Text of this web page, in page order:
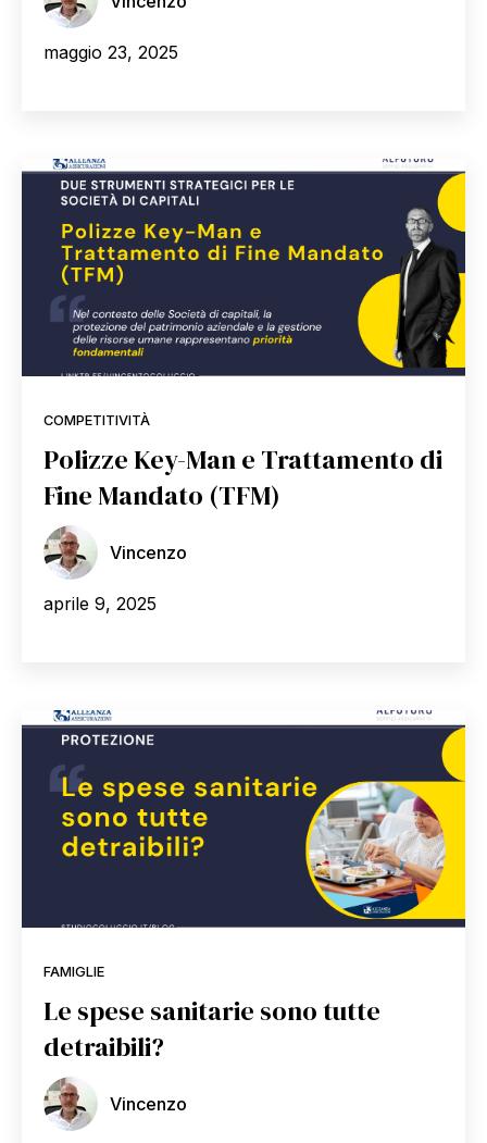
maggio 23, 2025
COMPETITIVITÀ
Polizze Key-Man e Trattamento di
Fine Mandato (TFM)
Vincenzo
aprile 9, 2025
FAMIGLIE
Le spese sanitarie sono tutte
detraibili?
Vincenzo